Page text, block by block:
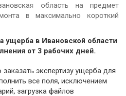
область на предмет
в максимально короткий
ущерба в Ивановской области
от 3 рабочих дней.
ущерба для
все поля, исключением
загрузка файлов